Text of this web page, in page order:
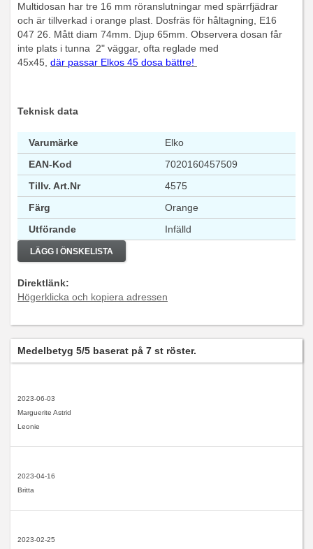
Multidosan har tre 16 mm röranslutningar med spärrfjädrar
och är tillverkad i orange plast. Dosfräs för håltagning, E16
047 26. Mått diam 74mm. Djup 65mm. Observera dosan får
inte plats i tunna 2" väggar, ofta reglade med
45x45, där passar Elkos 45 dosa bättre!
Teknisk data
Varumärke
Elko
EAN-Kod
7020160457509
Tillv. Art.Nr
4575
Färg
Orange
Utförande
Infälld
LÄGG I ÖNSKELISTA
Direktlänk:
Högerklicka och kopiera adressen
Medelbetyg 5/5 baserat på 7 st röster.
2023-06-03
Marguerite Astrid
Leonie
2023-04-16
Britta
2023-02-25